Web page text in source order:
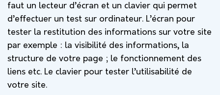
faut un lecteur d’écran et un clavier qui permet
d’effectuer un test sur ordinateur. L’écran pour
tester la restitution des informations sur votre site
par exemple : la visibilité des informations, la
structure de votre page ; le fonctionnement des
liens etc. Le clavier pour tester l’utilisabilité de
votre site.